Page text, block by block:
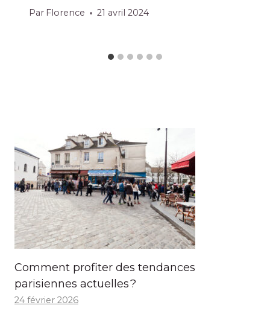
Par Florence 21 avril 2024
Comment profiter des tendances
parisiennes actuelles ?
24 février 2026